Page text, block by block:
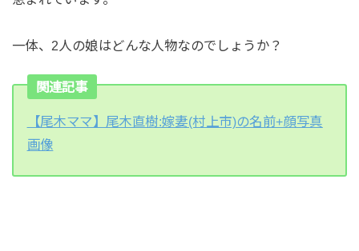
一体、2人の娘はどんな人物なのでしょうか？
関連記事
【尾木ママ】尾木直樹:嫁妻(村上市)の名前+顔写真
画像